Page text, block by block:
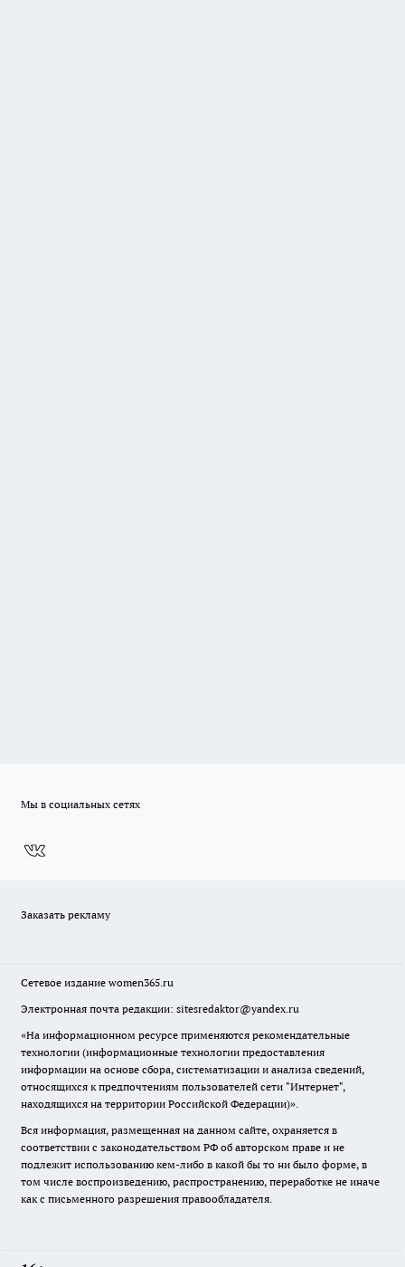
Мы в социальных сетях
Заказать рекламу
Сетевое издание women365.ru
Электронная почта редакции: sitesredaktor@yandex.ru
«На информационном ресурсе применяются рекомендательные
технологии (информационные технологии предоставления
информации на основе сбора, систематизации и анализа сведений,
относящихся к предпочтениям пользователей сети "Интернет",
находящихся на территории Российской Федерации)».
Вся информация, размещенная на данном сайте, охраняется в
соответствии с законодательством РФ об авторском праве и не
подлежит использованию кем-либо в какой бы то ни было форме, в
том числе воспроизведению, распространению, переработке не иначе
как с письменного разрешения правообладателя.